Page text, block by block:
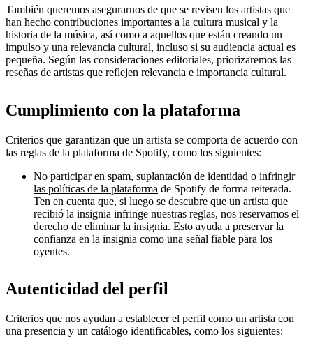
También queremos asegurarnos de que se revisen los artistas que
han hecho contribuciones importantes a la cultura musical y la
historia de la música, así como a aquellos que están creando un
impulso y una relevancia cultural, incluso si su audiencia actual es
pequeña. Según las consideraciones editoriales, priorizaremos las
reseñas de artistas que reflejen relevancia e importancia cultural.
Cumplimiento con la plataforma
Criterios que garantizan que un artista se comporta de acuerdo con
las reglas de la plataforma de Spotify, como los siguientes:
No participar en spam, suplantación de identidad o infringir
las políticas de la plataforma de Spotify de forma reiterada.
Ten en cuenta que, si luego se descubre que un artista que
recibió la insignia infringe nuestras reglas, nos reservamos el
derecho de eliminar la insignia. Esto ayuda a preservar la
confianza en la insignia como una señal fiable para los
oyentes.
Autenticidad del perfil
Criterios que nos ayudan a establecer el perfil como un artista con
una presencia y un catálogo identificables, como los siguientes: